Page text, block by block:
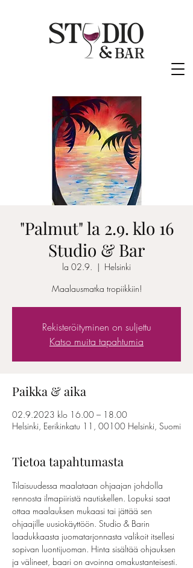
"Palmut" la 2.9. klo 16
Studio & Bar
la 02.9.
  |
Helsinki
Maalausmatka tropiikkiin!
Rekisteröityminen on suljettu
Katso muita tapahtumia
Paikka & aika
02.9.2023 klo 16.00 – 18.00
Helsinki, Eerikinkatu 11, 00100 Helsinki, Suomi
Tietoa tapahtumasta
Tilaisuudessa maalataan ohjaajan johdolla
rennosta ilmapiiristä nautiskellen. Lopuksi saat
ottaa maalauksen mukaasi tai jättää sen
ohjaajille uusiokäyttöön. Studio & Barin
laadukkaasta juomatarjonnasta valikoit itsellesi
sopivan luontijuoman. Hinta sisältää ohjauksen
ja välineet, baari on avoinna omakustanteisesti.